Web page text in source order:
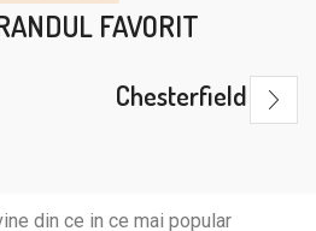
FAVORIT
Chesterfield
din ce in ce mai popular